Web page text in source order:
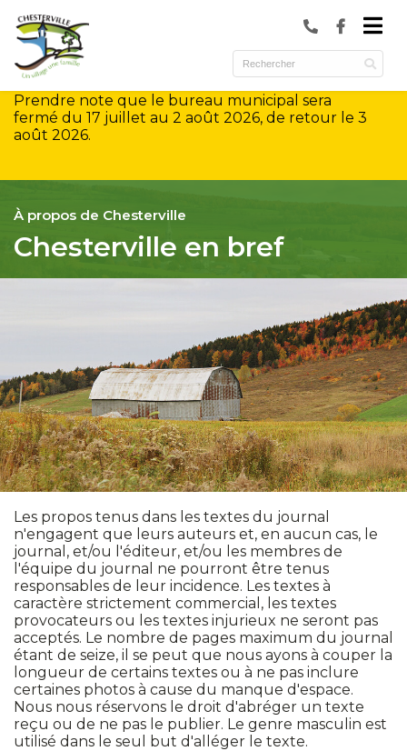
(Municipalité )
(Services )
(Culture et loisirs )
Prendre note que le bureau municipal sera
fermé du 17 juillet au 2 août 2026, de retour le 3
août 2026.
À propos de Chesterville
Chesterville en bref
Les propos tenus dans les textes du journal
n'engagent que leurs auteurs et, en aucun cas, le
journal, et/ou l'éditeur, et/ou les membres de
l'équipe du journal ne pourront être tenus
responsables de leur incidence. Les textes à
caractère strictement commercial, les textes
provocateurs ou les textes injurieux ne seront pas
acceptés. Le nombre de pages maximum du journal
étant de seize, il se peut que nous ayons à couper la
longueur de certains textes ou à ne pas inclure
certaines photos à cause du manque d'espace.
Nous nous réservons le droit d'abréger un texte
reçu ou de ne pas le publier. Le genre masculin est
utilisé dans le seul but d'alléger le texte.